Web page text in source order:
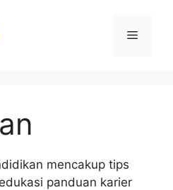
Menu
mencakup tips
panduan karier